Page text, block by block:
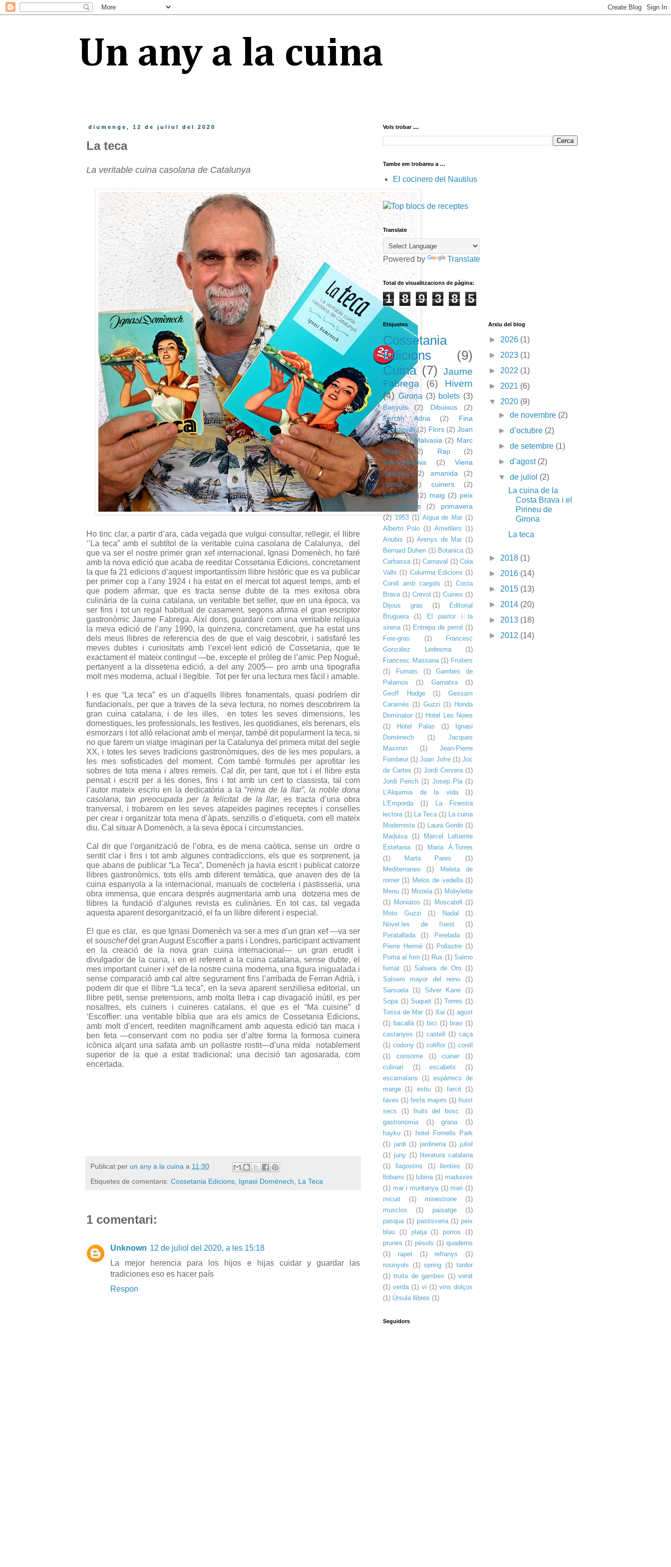
Un any a la cuina
diumenge, 12 de juliol del 2020
La teca
La veritable cuina casolana de Catalunya
Ho tinc clar, a partir d’ara, cada vegada que vulgui consultar, rellegir, el llibre
‘’La teca” amb el subtítol de la veritable cuina casolana de Calalunya, del
que va ser el nostre primer gran xef internacional, Ignasi Domenèch, ho faré
amb la nova edició que acaba de reeditar Cossetania Edicions, concretament
la que fa 21 edicions d’aquest importantíssim llibre històric que es va publicar
per primer cop a l’any 1924 i ha estat en el mercat tot aquest temps, amb el
que podem afirmar, que es tracta sense dubte de la mes exitosa obra
culinària de la cuina catalana, un veritable bet seller, que en una època, va
ser fins i tot un regal habitual de casament, segons afirma el gran escriptor
gastronòmic Jaume Fabrega. Així dons, guardaré com una veritable relíquia
la meva edició de l’any 1990, la quinzena, concretament, que ha estat uns
dels meus llibres de referencia des de que el vaig descobrir, i satisfaré les
meves dubtes i curiositats amb l’excel·lent edició de Cossetania, que te
exactament el mateix contingut —be, excepte el pròleg de l’amic Pep Nogué,
pertanyent a la dissetena edició, a del any 2005— pro amb una tipografia
molt mes moderna, actual i llegible. Tot per fer una lectura mes fàcil i amable.
I es que “La teca” es un d’aquells llibres fonamentals, quasi podríem dir
fundacionals, per que a traves de la seva lectura, no nomes descobrirem la
gran cuina catalana, i de les illes, en totes les seves dimensions, les
domestiques, les professionals, les festives, les quotidianes, els berenars, els
esmorzars i tot allò relacionat amb el menjar, també dit popularment la teca, si
no que farem un viatge imaginari per la Catalunya del primera mitat del segle
XX, i totes les seves tradicions gastronòmiques, des de les mes populars, a
les mes sofisticades del moment. Com també formules per aprofitar les
sobres de tota mena i altres remeis. Cal dir, per tant, que tot i el llibre esta
pensat i escrit per a les dones, fins i tot amb un cert to classista, tal com
l’autor mateix escriu en la dedicatòria a la “reina de la llar”, la noble dona
casolana, tan preocupada per la felicitat de la llar, es tracta d’una obra
tranversal, i trobarem en les seves atapeïdes pagines receptes i conselles
per crear i organitzar tota mena d’àpats, senzills o d’etiqueta, com ell mateix
diu. Cal situar A Domenèch, a la seva època i circumstancies.
Cal dir que l’organització de l’obra, es de mena caòtica, sense un ordre o
sentit clar i fins i tot amb algunes contradiccions, els que es sorprenent, ja
que abans de publicar “La Teca”, Domenèch ja havia escrit i publicat catorze
llibres gastronòmics, tots ells amb diferent temàtica, que anaven des de la
cuina espanyola a la internacional, manuals de cocteleria i pastisseria, una
obra immensa, que encara després augmentaria amb una dotzena mes de
llibres la fundació d’algunes revista es culinàries. En tot cas, tal vegada
aquesta aparent desorganització, el fa un llibre diferent i especial.
El que es clar, es que Ignasi Domenèch va ser a mes d’un gran xef —va ser
elsouschefdel gran August Escoffier a paris i Londres, participant activament
en la creació de la nova gran cuina internacional— un gran erudit i
divulgador de la cuina, i en el referent a la cuina catalana, sense dubte, el
mes important cuiner i xef de la nostre cuina moderna, una figura inigualada i
sense comparació amb cal altre segurament fins l’arribada de Ferran Adrià, i
podem dir que el llibre “La teca”, en la seva aparent senzillesa editorial, un
llibre petit, sense pretensions, amb molta lletra i cap divagació inútil, es per
nosaltres, els cuiners i cuineres catalans, el que es el “Ma cuisine” d
‘Escoffier: una veritable bíblia que ara els amics de Cossetania Edicions,
amb molt d’encert, reediten magníficament amb aquesta edició tan maca i
ben feta—conservant com no podia ser d’altre forma la formosa cuinera
icònica alçant una safata amb un pollastre rostit—d’una mida notablement
superior de la que a estat tradicional; una decisió tan agosarada, com
encertada.
Publicat per un any a la cuina a 11:30
Etiquetes de comentaris: Cossetania Edicions Ignasi Domènech La Teca
1 comentari:
Unknown 12 de juliol del 2020, a les 15:18
La mejor herencia para los hijos e hijas cuidar y guardar las
tradiciones eso es hacer país
Respon
Vols trobar ....
Tambe em trobareu a …
El cocinero del Nautilus
Translate
Powered by Translate
Total de visualitzacions de pàgina:
1 8 9 3 8 5
Etiquetes
Cossetania
Edicions
(9)
Cuina (7)
Jaume
Fabrega
(6)
Hivern
(4) Girona (3) bolets (3)
Banyuls (2) Dibuixos
(2)
Ferran Adria
(2)
Fina
Puigdevall (2) Flors (2) Joan
Roca (2) Malvasia (2) Marc
Ribas
(2) Rap
(2)
Retrospectiva
(2)
Viena
Edicions
(2) amanida
(2)
crema
(2) cuiners
(2)
llobregant (2) maig (2) peix
postres (2)
primavera
(2) 1953 (1) Aigua de Mar (1)
Alberto Polo (1) Ametllers (1)
Anubis (1) Arenys de Mar (1)
Bernard Duhen (1) Botanica (1)
Carbassa (1) Carnaval (1) Coia
Valls (1) Columna Edicions (1)
Conill amb cargols
(1) Costa
Brava (1) Crevol (1) Cuines (1)
Dijous gras
(1)
Editorial
Bruguera
(1)
El pastor i la
sirena (1) Entrepa de pernil
(1)
Foie-gras
(1)
Francesc
González Ledesma
(1)
Francesc Massana (1) Fruiters
(1)
Fumats (1)
Gambes de
Palamos
(1) Garnatxa
(1)
Geoff Hodge
(1)
Gessam
Caramés (1) Guzzi (1) Honda
Dominator (1) Hotel Les Noies
(1)
Hotel Palas (1)
Ignasi
Domènech
(1)
Jacques
Maximin
(1)
Jean-Pierre
Fombeur (1) Joan Jofre (1) Joc
de Cartes (1) Jordi Cervera (1)
Jordi Perich (1) Josep Pla (1)
L'Alquimia de la vida
(1)
L'Emporda
(1)
La Finestra
lectora (1) La Teca (1) La cuina
Modernista (1) Laura Gordò (1)
Maduixa
(1)
Marcel Lafuente
Estefania
(1)
Maria Á.Torres
(1)
Marta Pares
(1)
Mediterraneo
(1)
Meleta de
romer (1) Melos de vedella (1)
Menu (1) Mistela (1) Mobylette
(1) Moniatos (1) Moscatell
(1)
Moto Guzzi
(1) Nadal
(1)
Novel.les de l'oest
(1)
Peratallada
(1) Perelada
(1)
Pierre Hermé (1) Pollastre (1)
Poma al forn (1) Rus (1) Salmo
fumat (1) Salsera de Oro (1)
Salsero mayor del reino
(1)
Sarsuela
(1) Silver Kane
(1)
Sopa (1) Suquet (1) Torres (1)
Tossa de Mar (1) Xai (1) agost
(1) bacallà (1) bici (1) brao (1)
castanyes (1) castell (1) caça
(1) codony (1) coliflor (1) conill
(1)
consome (1) cuiner
(1)
culinari
(1) escabetx
(1)
escamalans
(1) espàrrecs de
marge (1) estiu (1) farcit
(1)
faves (1) festa majors (1) fruist
secs
(1) fruits del bosc.
(1)
gastronomia
(1) grana
(1)
hayku (1)
hotel Fornells Park
(1) jardi (1) jardineria (1) juliol
(1) juny (1)
literatura catalana
(1)
llagostins (1) llenties
(1)
llobarro (1) lubina (1) maduixes
(1) mar i muntanya (1) mari (1)
micuit
(1) minestrone
(1)
musclos
(1) paisatge
(1)
pasqua (1) pastisseria (1) peix
blau
(1) platja (1) porros
(1)
prunes (1) pèsols (1) quaderns
(1)
rapet (1) refranys
(1)
rosinyols
(1) spring (1) tardor
(1) truita de gambes (1) verat
(1) verda (1) vi (1) vins dolços
(1) Ùrsula llibres (1)
Arxiu del blog
► 2026 (1)
► 2023 (1)
► 2022 (1)
► 2021 (6)
▼ 2020 (9)
►de novembre (2)
►d’octubre (2)
►de setembre (1)
►d’agost (2)
▼de juliol (2)
La cuina de la
Costa Brava i el
Pirineu de
Girona
La teca
► 2018 (1)
► 2016 (14)
► 2015 (13)
► 2014 (20)
► 2013 (18)
► 2012 (14)
Seguidors